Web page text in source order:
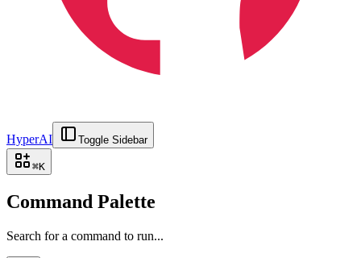
HyperAI Toggle Sidebar
⌘K
Command Palette
Search for a command to run...